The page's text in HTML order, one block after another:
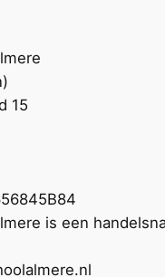
15
is een